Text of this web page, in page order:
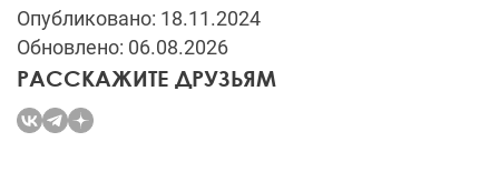
Опубликовано: 18.11.2024
Обновлено: 06.08.2026
РАССКАЖИТЕ ДРУЗЬЯМ